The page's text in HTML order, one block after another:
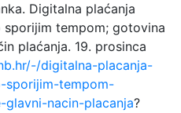
Digitalna plaćanja
sporijim tempom; gotovina
plaćanja. 19. prosinca
digitalna-placanja-
sporijim-tempom-
nacin-placanja?